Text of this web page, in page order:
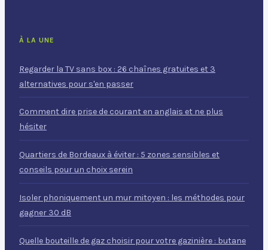
À LA UNE
Regarder la TV sans box : 26 chaînes gratuites et 3
alternatives pour s'en passer
Comment dire prise de courant en anglais et ne plus
hésiter
Quartiers de Bordeaux à éviter : 5 zones sensibles et
conseils pour un choix serein
Isoler phoniquement un mur mitoyen : les méthodes pour
gagner 30 dB
Quelle bouteille de gaz choisir pour votre gazinière : butane